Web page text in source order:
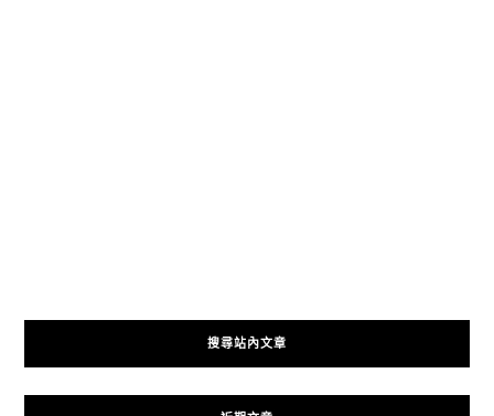
搜尋站內文章